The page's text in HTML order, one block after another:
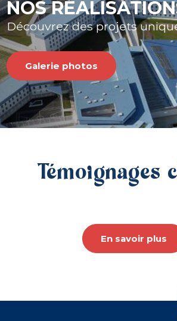
NOS
Découvrez des projets
Galerie photos
Témoignages
En savoir plus